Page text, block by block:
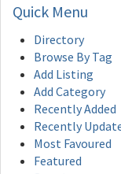
Quick Menu
Directory
Browse By Tag
Add Listing
Add Category
Recently Added
Recently
Most Favoured
Featured